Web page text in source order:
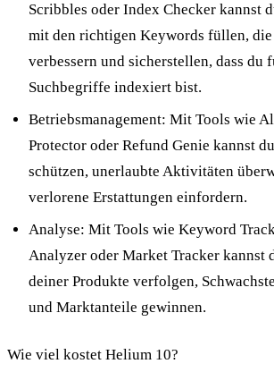
Scribbles oder Index Checker kannst
mit den richtigen Keywords füllen,
verbessern und sicherstellen, dass du
Suchbegriffe indexiert bist.
Betriebsmanagement: Mit Tools wie
Protector oder Refund Genie kannst
schützen, unerlaubte Aktivitäten
verlorene Erstattungen einfordern.
Analyse: Mit Tools wie Keyword
Analyzer oder Market Tracker kannst
deiner Produkte verfolgen,
und Marktanteile gewinnen.
Wie viel kostet Helium 10?